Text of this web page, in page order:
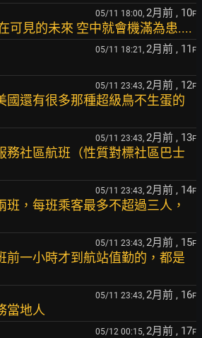
05/11 18:00, 2月前 , 10F
可見的未來 空中就會機滿為患....
05/11 18:21, 2月前 , 11 F
05/11 23:43, 2月前 , 12F
國還有很多那種超級鳥不生蛋的
05/11 23:43, 2月前 , 13F
務社區航班（性質對標社區巴士
05/11 23:43, 2月前 , 14F
班，每班乘客最多不超過三人，
05/11 23:43, 2月前 , 15F
前一小時才到航站值勤的，都是
05/11 23:43, 2月前 , 16F
當地人
05/12 00:15, 2月前 , 17F